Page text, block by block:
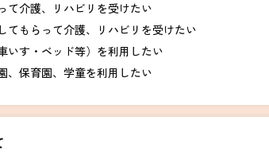
て介護、リハビリを受けたい
てもらって介護、リハビリを受けたい
いす・ベッド等）を利用したい
、保育園、学童を利用したい